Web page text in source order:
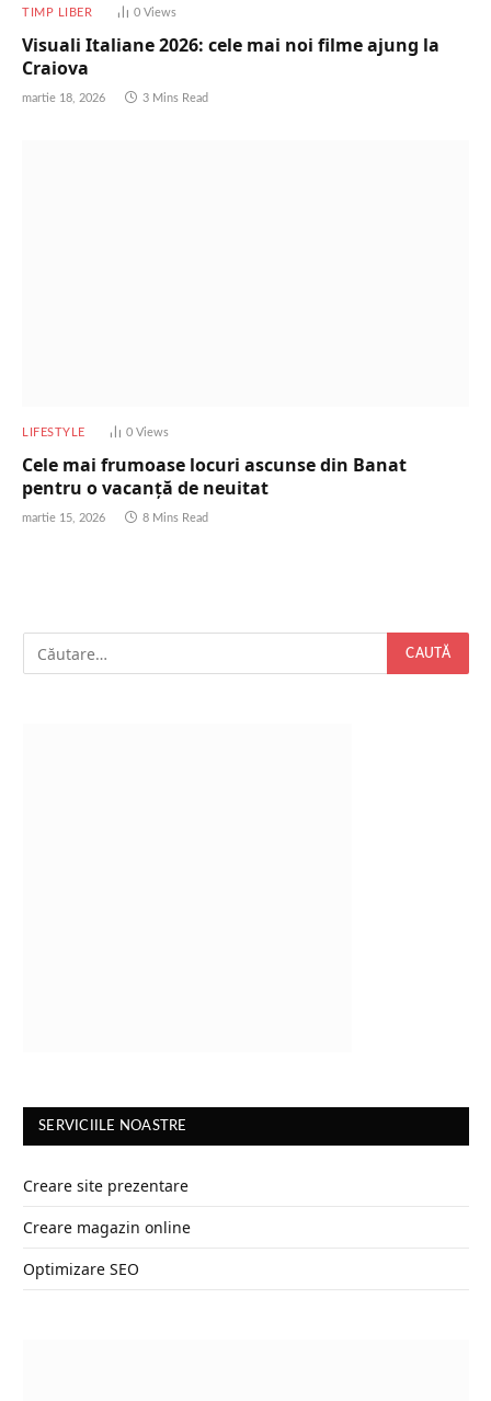
TIMP LIBER 0 Views
Visuali Italiane 2026: cele mai noi filme ajung la
Craiova
martie 18, 2026 3 Mins Read
LIFESTYLE 0 Views
Cele mai frumoase locuri ascunse din Banat
pentru o vacanță de neuitat
martie 15, 2026 8 Mins Read
SERVICIILE NOASTRE
Creare site prezentare
Creare magazin online
Optimizare SEO